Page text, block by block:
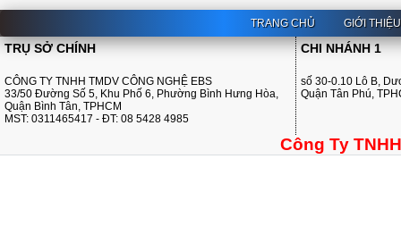
TRANG CHỦ GIỚI THIỆU
TRỤ SỞ CHÍNH
CÔNG TY TNHH TMDV CÔNG NGHỆ EBS
33/50 Đường Số 5, Khu Phố 6, Phường Bình Hưng Hòa,
Quận Bình Tân, TPHCM
MST: 0311465417 - ĐT: 08 5428 4985
CHI NHÁNH 1
số 30-0.10 Lô B,
Quận Tân Phú,
Công Ty